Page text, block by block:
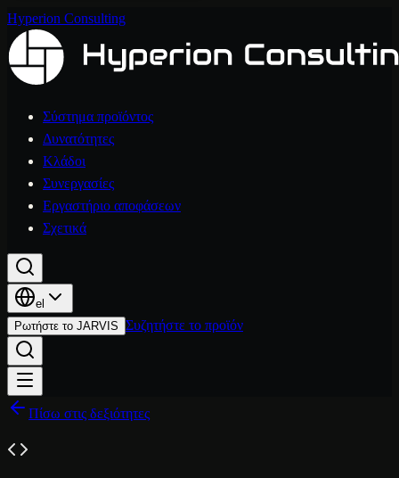
Hyperion Consulting
Σύστημα προϊόντος
Δυνατότητες
Κλάδοι
Συνεργασίες
Εργαστήριο αποφάσεων
Σχετικά
el
Ρωτήστε το JARVIS Συζητήστε το προϊόν
Πίσω στις δεξιότητες